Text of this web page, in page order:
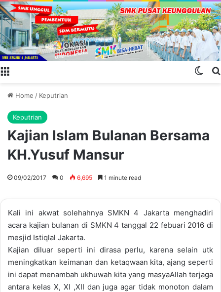
Home / Keputrian
Keputrian
Kajian Islam Bulanan Bersama
KH.Yusuf Mansur
09/02/2017 0 6,695 1 minute read
Kali ini akwat solehahnya SMKN 4 Jakarta menghadiri
acara kajian bulanan di SMKN 4 tanggal 22 febuari 2016 di
mesjid Istiqlal Jakarta.
Kajian diluar seperti ini dirasa perlu, karena selain utk
meningkatkan keimanan dan ketaqwaan kita, ajang seperti
ini dapat menambah ukhuwah kita yang masyaAllah terjaga
antara kelas X, XI ,XII dan juga agar tidak monoton dalam